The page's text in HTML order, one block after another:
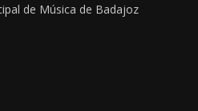
de Música de Badajoz